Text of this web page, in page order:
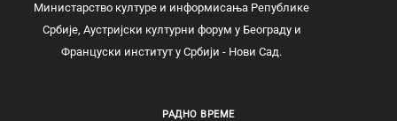
Министарство културе и информисања Републике
Србије, Аустријски културни форум у Београду и
Француски институт у Србији - Нови Сад.
РАДНО ВРЕМЕ